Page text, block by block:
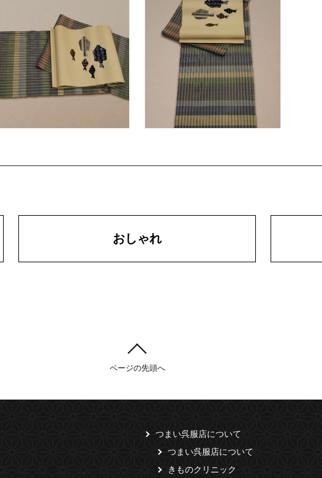
おしゃれ
ページの先頭へ
つまい呉服店について
つまい呉服店について
きものクリニック